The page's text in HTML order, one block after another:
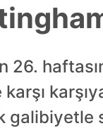
26.